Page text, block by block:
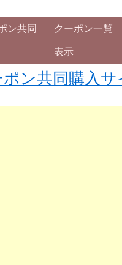
ン共同 クーポン一覧
表示
ポン共同購入